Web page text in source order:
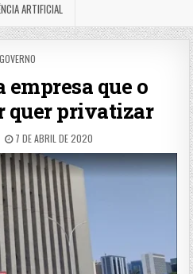
ARTIFICIAL
POSTED
GOVERNO
empresa que o
quer privatizar
7 DE ABRIL DE 2020